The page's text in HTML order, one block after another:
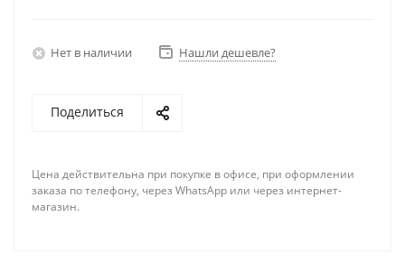
Нет в наличии Нашли дешевле?
Поделиться
Цена действительна при покупке в офисе, при оформлении
заказа по телефону, через WhatsApp или через интернет-
магазин.